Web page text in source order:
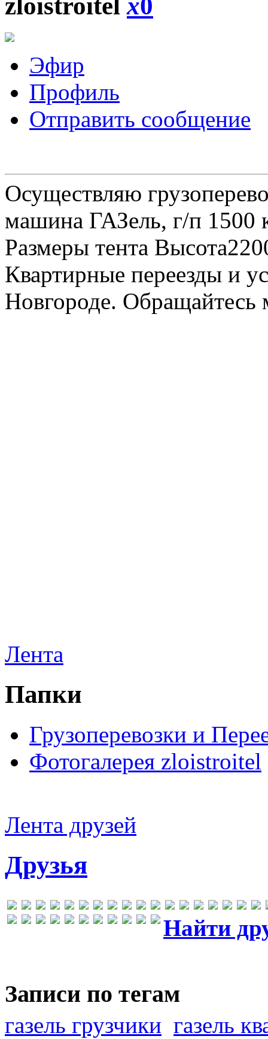
zloistroitelx0
Эфир
Профиль
Отправить сообщение
Осуществляю
машина ГАЗель, г/п 1500
Размеры тента
Квартирные переезды и
Новгороде.
Лента
Папки
Грузоперевозки и
Фотогалерея zloistroitel
Лента друзей
Друзья
Найти
Записи по тегам
газель грузчики газель